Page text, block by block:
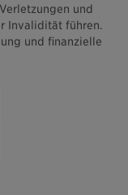
und
Invalidität führen.
und finanzielle